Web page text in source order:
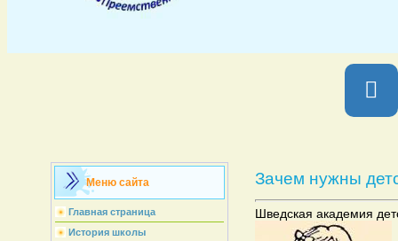
Меню сайта
Главная страница
История школы
Зачем нужны
Шведская академия